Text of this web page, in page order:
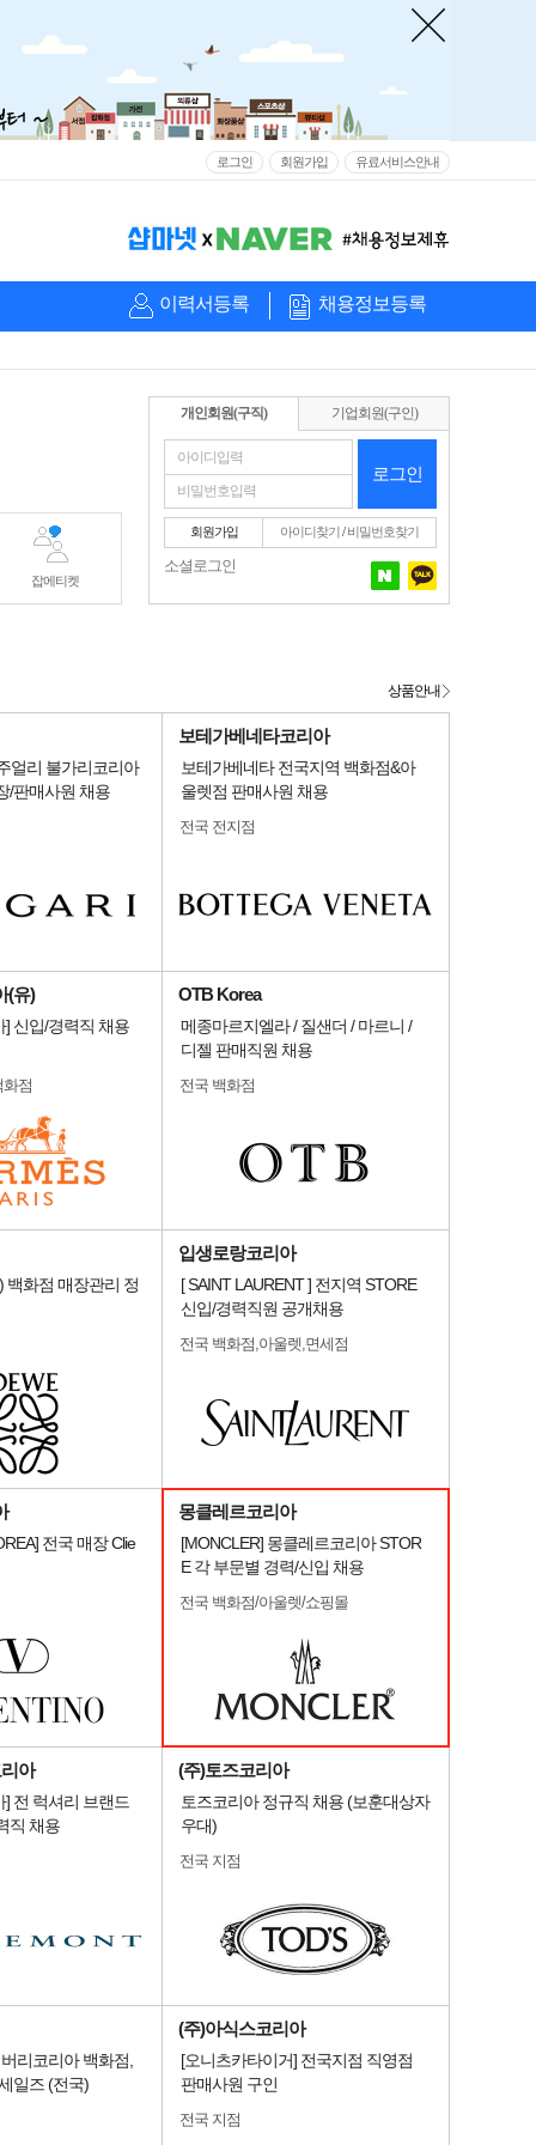
로그인 회원가입 유료서비스안내
이력서등록 채용정보등록
잡에티켓
개인회원(구직) 기업회원(구인)
로그인
회원가입 아이디찾기/비밀번호찾기
소셜로그인
얼리 불가리코리아
/판매사원 채용
보테가베네타코리아
보테가베네타 전국지역 백화점&아
울렛점 판매사원 채용
전국 전지점
(유)
신입/경력직 채용
점
OTB Korea
메종마르지엘라 / 질샌더 / 마르니 /
디젤 판매직원 채용
전국 백화점
백화점 매장관리 정
입생로랑코리아
[ SAINT LAURENT ] 전지역 STORE
신입/경력직원 공개채용
전국 백화점,아울렛,면세점
전국 매장 Clie
몽클레르코리아
[MONCLER] 몽클레르코리아 STOR
E 각 부문별 경력/신입 채용
전국 백화점/아울렛/쇼핑몰
아
전 럭셔리 브랜드
직 채용
(주)토즈코리아
토즈코리아 정규직 채용 (보훈대상자
우대)
전국 지점
리코리아 백화점,
일즈 (전국)
(주)아식스코리아
[오니츠카타이거] 전국지점 직영점
판매사원 구인
전국 지점
상품안내